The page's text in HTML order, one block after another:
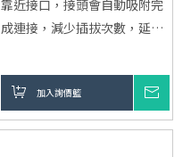
靠近接口，接頭會自動吸附完
成連接，減少插拔次數，延長
高速數據傳輸：支持 USB 2.0
標準，數據傳輸速度最高可達
480Mbps，滿足日常文件、照
加入詢價籃